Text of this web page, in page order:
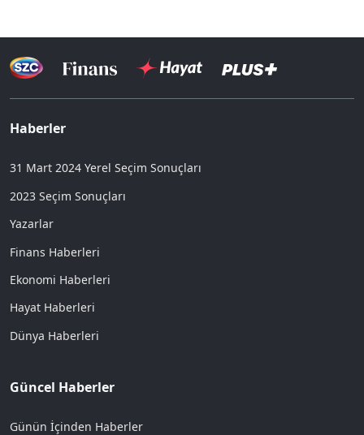
Haberler
31 Mart 2024 Yerel Seçim Sonuçları
2023 Seçim Sonuçları
Yazarlar
Finans Haberleri
Ekonomi Haberleri
Hayat Haberleri
Dünya Haberleri
Güncel Haberler
Günün İçinden Haberler